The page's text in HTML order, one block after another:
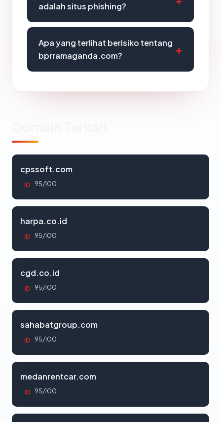
adalah situs phishing?
Apa yang terlihat berisiko tentang
bprramaganda.com?
cpssoft.com
ID 95/100
harpa.co.id
ID 95/100
cgd.co.id
ID 95/100
sahabatgroup.com
ID 95/100
medanrentcar.com
ID 95/100